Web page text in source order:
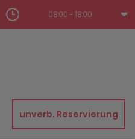
08:00 - 18:00
unverb. Reservierung